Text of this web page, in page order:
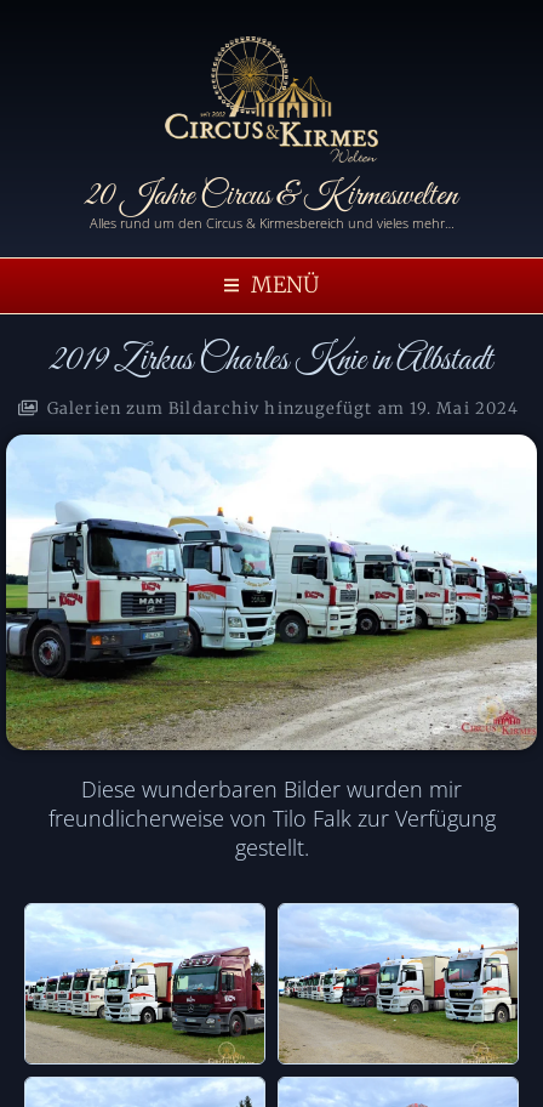
20 Jahre Circus & Kirmeswelten
Alles rund um den Circus & Kirmesbereich und vieles mehr…
MENÜ
2019 Zirkus Charles Knie in Albstadt
Galerien zum Bildarchiv hinzugefügt am 19. Mai 2024
Diese wunderbaren Bilder wurden mir
freundlicherweise von Tilo Falk zur Verfügung
gestellt.